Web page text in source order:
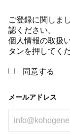
ご登録に関しまし
認ください。
個人情報の取扱
タンを押してく
同意する
メールアドレス